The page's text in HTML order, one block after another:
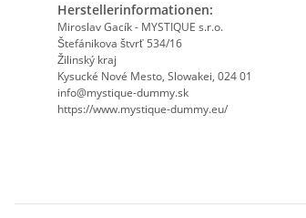
Herstellerinformationen:
Miroslav Gacík - MYSTIQUE s.r.o.
Štefánikova štvrť 534/16
Žilinský kraj
Kysucké Nové Mesto, Slowakei, 024 01
info@mystique-dummy.sk
https://www.mystique-dummy.eu/